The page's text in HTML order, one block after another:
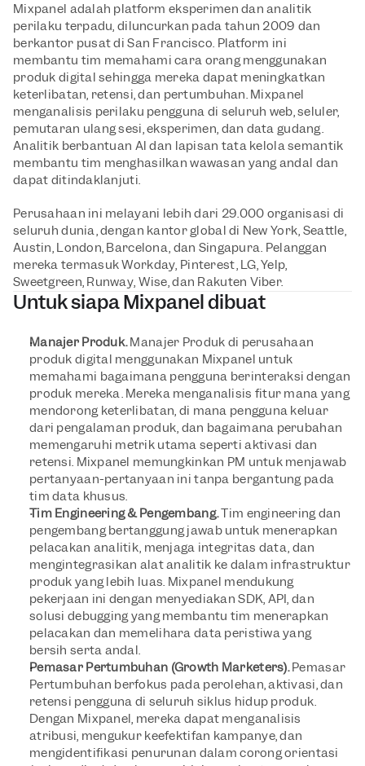
Mixpanel adalah platform eksperimen dan analitik
perilaku terpadu, diluncurkan pada tahun 2009 dan
berkantor pusat di San Francisco. Platform ini
membantu tim memahami cara orang menggunakan
produk digital sehingga mereka dapat meningkatkan
keterlibatan, retensi, dan pertumbuhan. Mixpanel
menganalisis perilaku pengguna di seluruh web, seluler,
pemutaran ulang sesi, eksperimen, dan data gudang.
Analitik berbantuan Al dan lapisan tata kelola semantik
membantu tim menghasilkan wawasan yang andal dan
dapat ditindaklanjuti.
Perusahaan ini melayani lebih dari 29.000 organisasi di
seluruh dunia, dengan kantor global di New York, Seattle,
Austin, London, Barcelona, dan Singapura. Pelanggan
mereka termasuk Workday, Pinterest, LG, Yelp,
Sweetgreen, Runway, Wise, dan Rakuten Viber.
Untuk siapa Mixpanel dibuat
Manajer Produk. Manajer Produk di perusahaan
produk digital menggunakan Mixpanel untuk
memahami bagaimana pengguna berinteraksi dengan
produk mereka. Mereka menganalisis fitur mana yang
mendorong keterlibatan, di mana pengguna keluar
dari pengalaman produk, dan bagaimana perubahan
memengaruhi metrik utama seperti aktivasi dan
retensi. Mixpanel memungkinkan PM untuk menjawab
pertanyaan-pertanyaan ini tanpa bergantung pada
tim data khusus.
Tim Engineering & Pengembang. Tim engineering dan
pengembang bertanggung jawab untuk menerapkan
pelacakan analitik, menjaga integritas data, dan
mengintegrasikan alat analitik ke dalam infrastruktur
produk yang lebih luas. Mixpanel mendukung
pekerjaan ini dengan menyediakan SDK, API, dan
solusi debugging yang membantu tim menerapkan
pelacakan dan memelihara data peristiwa yang
bersih serta andal.
Pemasar Pertumbuhan (Growth Marketers). Pemasar
Pertumbuhan berfokus pada perolehan, aktivasi, dan
retensi pengguna di seluruh siklus hidup produk.
Dengan Mixpanel, mereka dapat menganalisis
atribusi, mengukur keefektifan kampanye, dan
mengidentifikasi penurunan dalam corong orientasi